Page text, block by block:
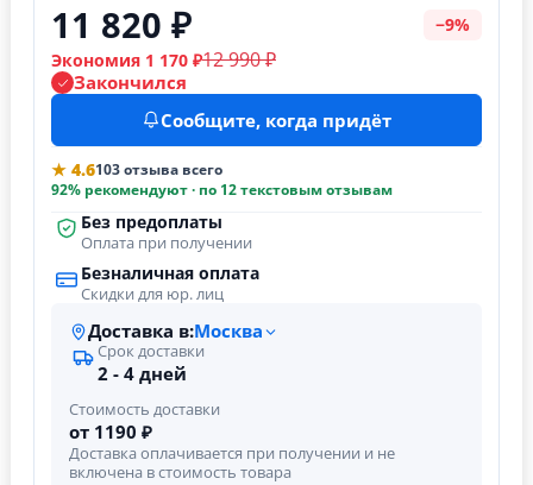
11 820 ₽ −9%
12 990 ₽
Экономия 1 170 ₽
Закончился
Сообщите, когда придёт
★ 4.6103 отзыва всего
92% рекомендуют · по 12 текстовым отзывам
Без предоплаты
Оплата при получении
Безналичная оплата
Скидки для юр. лиц
Доставка в:Москва
Срок доставки
2 - 4 дней
Стоимость доставки
от 1190 ₽
Доставка оплачивается при получении и не
включена в стоимость товара